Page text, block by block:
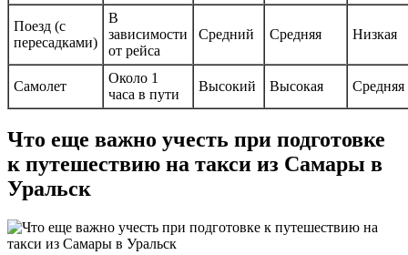
Поезд (с
пересадками)
В
зависимости
от рейса
Средний Средняя Низкая
Самолет
Около 1
часа в пути
Высокий Высокая Средняя
Что еще важно учесть при подготовке
к путешествию на такси из Самары в
Уральск